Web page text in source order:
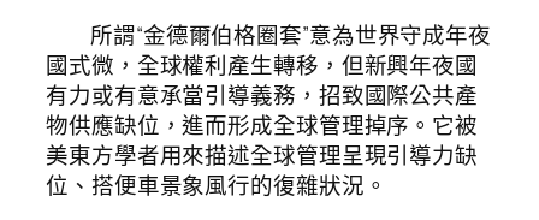
所謂“金德爾伯格圈套”意為世界守成年夜
國式微，全球權利產生轉移，但新興年夜國
有力或有意承當引導義務，招致國際公共產
物供應缺位，進而形成全球管理掉序。它被
美東方學者用來描述全球管理呈現引導力缺
位、搭便車景象風行的復雜狀況。